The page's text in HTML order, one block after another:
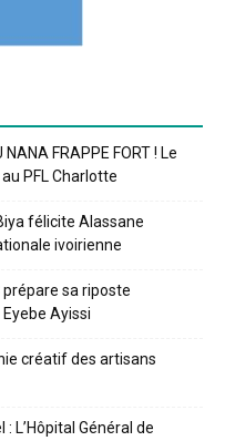
FRAPPE FORT ! Le
PFL Charlotte
félicite Alassane
ivoirienne
prépare sa riposte
Ayissi
créatif des artisans
L’Hôpital Général de